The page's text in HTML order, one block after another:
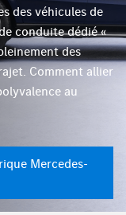
des véhicules de
conduite dédié «
des
Comment allier
au
Mercedes-